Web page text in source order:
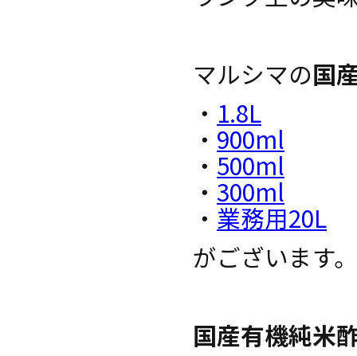
マルシマの国
・ 1.8L
・ 900ml
・ 500ml
・ 300ml
・ 業務用20L
がございます。
国産有機純米